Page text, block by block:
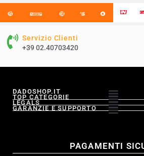
Servizio Clienti
+39 02.40703420
DADOSHOP.IT
TOP CATEGORIE
LEGALS
GARANZIE E SUPPORTO
PAGAMENTI